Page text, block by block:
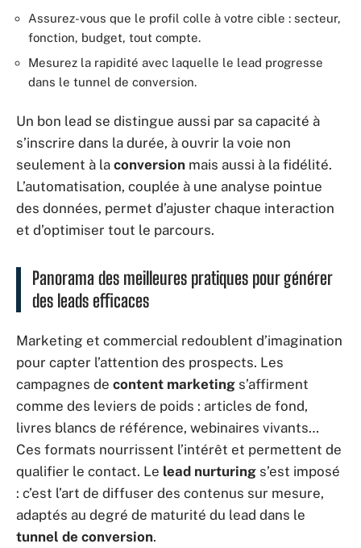
Assurez-vous que le profil colle à votre cible : secteur,
fonction, budget, tout compte.
Mesurez la rapidité avec laquelle le lead progresse
dans le tunnel de conversion.
Un bon lead se distingue aussi par sa capacité à
s’inscrire dans la durée, à ouvrir la voie non
seulement à la conversion mais aussi à la fidélité.
L’automatisation, couplée à une analyse pointue
des données, permet d’ajuster chaque interaction
et d’optimiser tout le parcours.
Panorama des meilleures pratiques pour générer
des leads efficaces
Marketing et commercial redoublent d’imagination
pour capter l’attention des prospects. Les
campagnes de content marketing s’affirment
comme des leviers de poids : articles de fond,
livres blancs de référence, webinaires vivants…
Ces formats nourrissent l’intérêt et permettent de
qualifier le contact. Le lead nurturing s’est imposé
: c’est l’art de diffuser des contenus sur mesure,
adaptés au degré de maturité du lead dans le
tunnel de conversion.